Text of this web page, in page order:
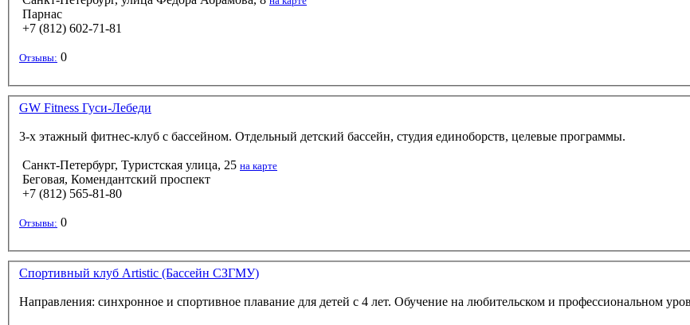
Парнас
+7 (812) 602-71-81
Отзывы: 0
GW Fitness Гуси-Лебеди
3-х этажный фитнес-клуб с бассейном. Отдельный детский бассейн, студия единоборств, целевые программы.
Санкт-Петербург, Туристская улица, 25 на карте
Беговая, Комендантский проспект
+7 (812) 565-81-80
Отзывы: 0
Спортивный клуб Artistic (Бассейн СЗГМУ)
Направления: синхронное и спортивное плавание для детей с 4 лет. Обучение на любительском и профессиональном